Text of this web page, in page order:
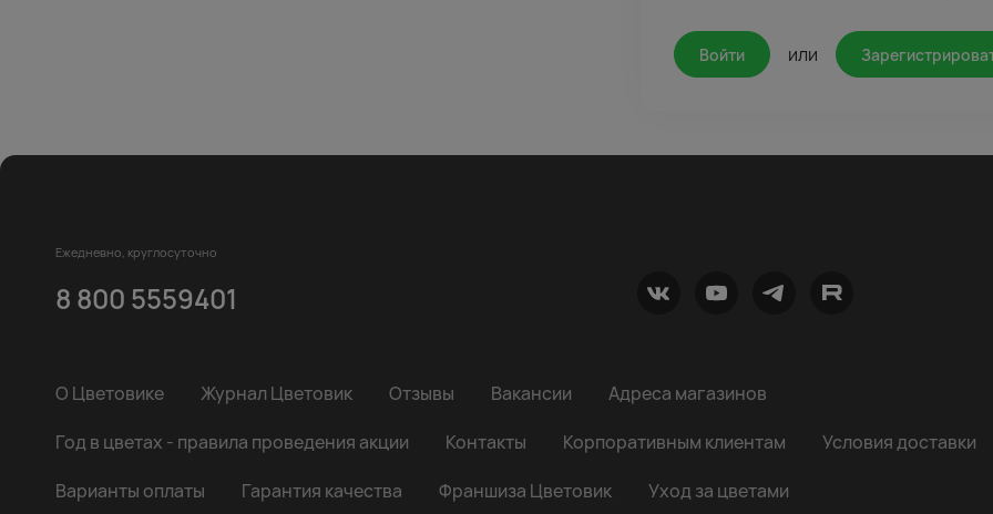
Войти или
Ежедневно, круглосуточно
8 800 5559401
О Цветовике Журнал Цветовик Отзывы Вакансии
Адреса магазинов
Год в цветах - правила проведения акции
Контакты Корпоративным клиентам
Условия доставки
Варианты оплаты
Гарантия качества Франшиза Цветовик Уход за цветами